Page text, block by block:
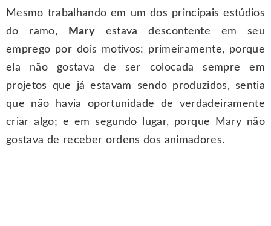
Mesmo trabalhando em um dos principais estúdios
do ramo,
Mary estava descontente em seu
emprego por dois motivos: primeiramente, porque
ela não gostava de ser colocada sempre em
projetos que já estavam sendo produzidos, sentia
que não havia oportunidade de verdadeiramente
criar algo; e em segundo lugar, porque Mary não
gostava de receber ordens dos animadores.